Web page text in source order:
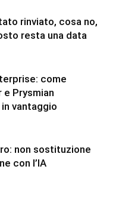
rinviato, cosa no,
resta una data
come
e Prysmian
vantaggio
non sostituzione
con l’IA